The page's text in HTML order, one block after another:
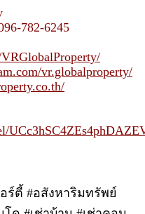
782-6245
vr.globalproperty/
ร์ตี้ #อสังหาริมทรัพย์